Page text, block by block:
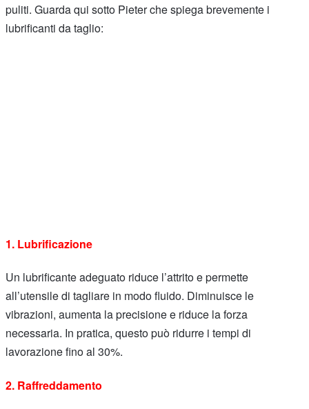
puliti. Guarda qui sotto Pieter che spiega brevemente i
lubrificanti da taglio:
1. Lubrificazione
Un lubrificante adeguato riduce l’attrito e permette
all’utensile di tagliare in modo fluido. Diminuisce le
vibrazioni, aumenta la precisione e riduce la forza
necessaria. In pratica, questo può ridurre i tempi di
lavorazione fino al 30%.
2. Raffreddamento